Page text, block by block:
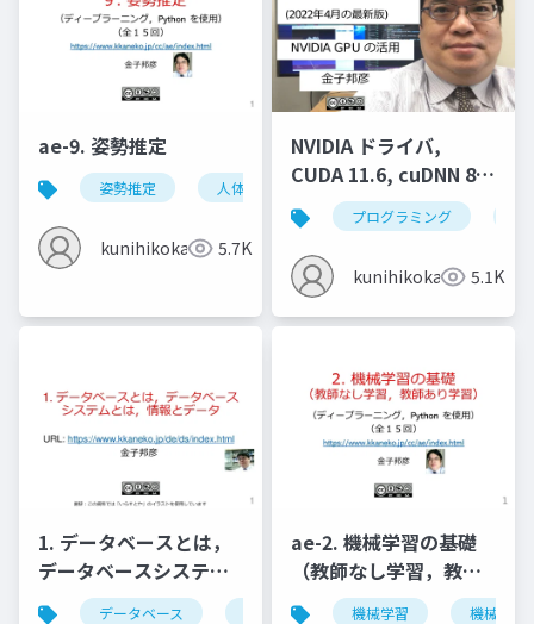
ae-9. 姿勢推定
姿勢推定 人体の姿勢推定 頭部の姿勢推定
kunihikokaneko5.7K
NVIDIA ドライバ,
CUDA 11.6, cuDNN 8.4
のインストール
(Windows 上) (2022年
4月の最新版)
プログラミング
kunihikokaneko5.1K
1. データベースとは，
データベースシステム
とは，情報とデータ
データベース データベースシステム 情報とデータ
ae-2. 機械学習の基礎
（教師なし学習，教師
あり学習）
機械学習 機械学習